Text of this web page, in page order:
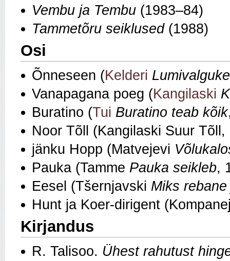
Vembu ja Tembu (1983–84)
Tammetõru seiklused(1988)
Osi
Õnneseen (Kelderi Lumivalguke
Vanapagana poeg (Kangilaski
Buratino (Tui Buratino teab kõik
Noor Tõll (Kangilaski Suur Tõll,
jänku Hopp (Matvejevi
Pauka (Tamme Pauka seikleb,
Eesel (Tšernjavski Miks
Hunt ja Koer‑dirigent
Kirjandus
R. Talisoo. Ühest rahutust